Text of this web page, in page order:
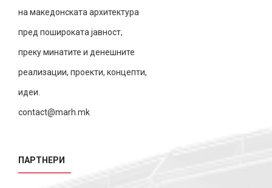
на македонската архитектура
пред пошироката јавност,
преку минатите и денешните
реализации, проекти, концепти,
идеи.
contact@marh.mk
ПАРТНЕРИ